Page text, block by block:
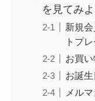
を見てみよ
新規
トプ
お買い
お誕生
メル